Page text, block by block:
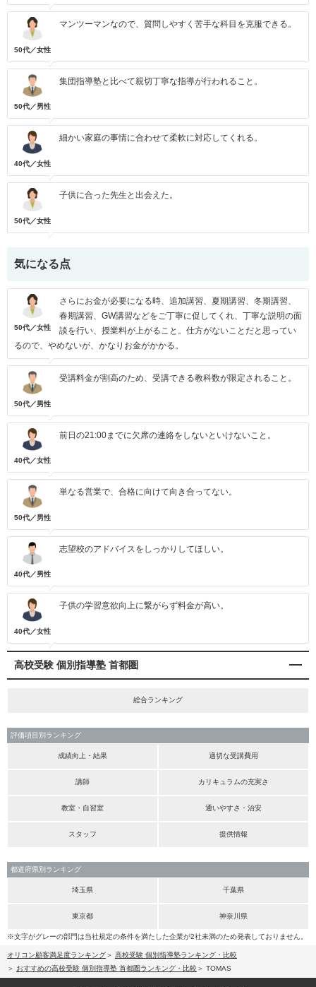
50代／女性
マンツーマンなので、質問しやすく苦手な科目を克服できる。
50代／男性
集団指導塾と比べて親切丁寧な指導が行われること。
40代／女性
細かい家庭の事情に合わせて柔軟に対応してくれる。
50代／女性
子供に合った先生と出会えた。
気になる点
50代／女性
さらにお金が必要になる時、追加講習、夏期講習、冬期講習、
春期講習、GW講習などをご丁寧に促してくれ、丁寧な説明の面
談を行い、授業料が上がること。仕方がないことだと思ってい
るので、やめないが、かなりお金がかかる。
50代／男性
受講料金が割高のため、受講できる教科数が限定されること。
40代／女性
前日の21:00までに欠席の連絡をしないといけないこと。
50代／男性
単なる営業で、合格に向けて向き合ってない。
40代／男性
志望校のアドバイスをしっかりしてほしい。
40代／女性
子供の学習意欲向上に繋がらず料金が高い。
高校受験 個別指導塾 首都圏
総合ランキング
評価項目別ランキング
成績向上・結果 適切な受講費用
講師 カリキュラムの充実さ
教室・自習室 通いやすさ・治安
スタッフ 提供情報
都道府県別ランキング
埼玉県 千葉県
東京都 神奈川県
※文字がグレーの部門は当社規定の条件を満たした企業が2社未満のため発表しておりません。
オリコン顧客満足度ランキング
高校受験 個別指導塾ランキング・比較
おすすめの高校受験 個別指導塾 首都圏ランキング・比較
TOMAS